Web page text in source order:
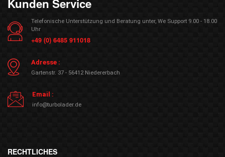
Kunden Service
Telefonische Unterstützung und Beratung unter, We Support 9.00 - 18.00
Uhr
+49 (0) 6485 911018
Adresse :
Gartenstr. 37 - 56412 Niedererbach
Email :
info@turbolader.de
RECHTLICHES